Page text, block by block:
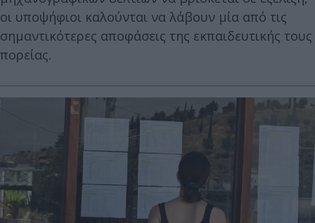
οι υποψήφιοι καλούνται να λάβουν μία από τις
σημαντικότερες αποφάσεις της εκπαιδευτικής τους
πορείας.